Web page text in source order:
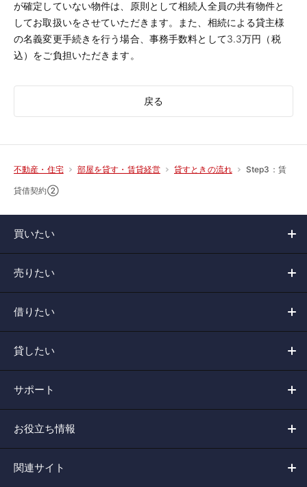
が確定していない物件は、原則として相続人全員の共有物件と
してお取扱いをさせていただきます。また、相続による貸主様
の名義変更手続きを行う場合、事務手数料として3.3万円（税
込）をご負担いただきます。
戻る
不動産・住宅 部屋を貸す・賃貸経営 貸すときの流れ Step3：賃
貸借契約②
買いたい
売りたい
借りたい
貸したい
サポート
お役立ち情報
関連サイト